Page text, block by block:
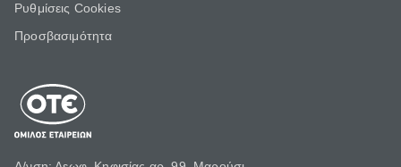
Ρυθμίσεις Cookies
Προσβασιμότητα